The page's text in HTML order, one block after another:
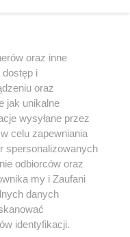
Youtube
oraz inne
i
oraz
jak unikalne
wysyłane przez
celu zapewniania
spersonalizowanych
odbiorców oraz
my i Zaufani
danych
identyfikacji.